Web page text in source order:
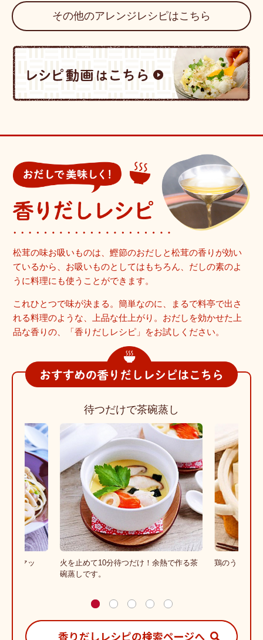
その他のアレンジレシピはこちら
松茸の味お吸いものは、鰹節のおだしと松茸の香りが効い
ているから、お吸いものとしてはもちろん、だしの素のよ
うに料理にも使うことができます。
これひとつで味が決まる。簡単なのに、まるで料亭で出さ
れる料理のような、上品な仕上がり。おだしを効かせた上
品な香りの、「香りだしレシピ」をお試しください。
ストマッ
待つだけで茶碗蒸し
火を止めて10分待つだけ！余熱で作る茶
碗蒸しです。
鶏のうまみと